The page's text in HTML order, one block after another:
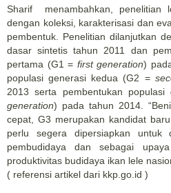
Sharif menambahkan, penelitian
dengan koleksi, karakterisasi dan
pembentuk. Penelitian dilanjutkan
dasar sintetis tahun 2011 dan
pertama (G1 = first generation)
populasi generasi kedua (G2 =
2013 serta pembentukan
generation) pada tahun 2014.
cepat, G3 merupakan kandidat
perlu segera dipersiapkan untuk
pembudidaya dan sebagai
produktivitas budidaya ikan lele
( referensi artikel dari kkp.go.id )